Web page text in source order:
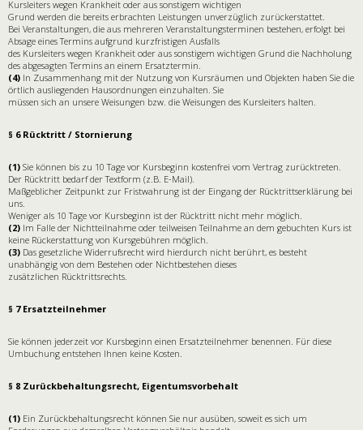
Kursleiters wegen Krankheit oder aus sonstigem wichtigen
Grund werden die bereits erbrachten Leistungen unverzüglich zurückerstattet.
Bei Veranstaltungen, die aus mehreren Veranstaltungsterminen bestehen, erfolgt bei
Absage eines Termins aufgrund kurzfristigen Ausfalls
des Kursleiters wegen Krankheit oder aus sonstigem wichtigen Grund die Nachholung
des abgesagten Termins an einem Ersatztermin.
(4) In Zusammenhang mit der Nutzung von Kursräumen und Objekten haben Sie die
örtlich ausliegenden Hausordnungen einzuhalten. Sie
müssen sich an unsere Weisungen bzw. die Weisungen des Kursleiters halten.
§ 6 Rücktritt / Stornierung
(1) Sie können bis zu 10 Tage vor Kursbeginn kostenfrei vom Vertrag zurücktreten.
Der Rücktritt bedarf der Textform (z.B. E-Mail).
Maßgeblicher Zeitpunkt zur Fristwahrung ist der Eingang der Rücktrittserklärung bei
uns.
Weniger als 10 Tage vor Kursbeginn ist der Rücktritt nicht mehr möglich.
(2) Im Falle der Nichtteilnahme oder teilweisen Teilnahme an dem gebuchten Kurs ist
keine Rückerstattung von Kursgebühren möglich.
(3) Das gesetzliche Widerrufsrecht wird hierdurch nicht berührt, es besteht
unabhängig von dem Bestehen oder Nichtbestehen dieses
zusätzlichen Rücktrittsrechts.
§ 7 Ersatzteilnehmer
Sie können jederzeit vor Kursbeginn einen Ersatzteilnehmer benennen. Für diese
Umbuchung entstehen Ihnen keine Kosten.
§ 8 Zurückbehaltungsrecht, Eigentumsvorbehalt
(1) Ein Zurückbehaltungsrecht können Sie nur ausüben, soweit es sich um